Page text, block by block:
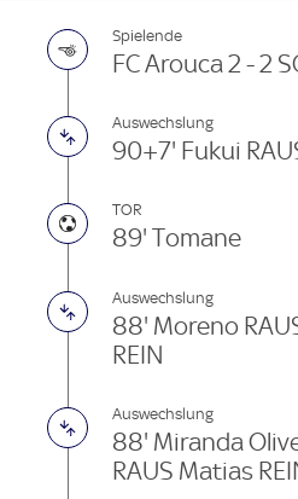
Spielende
FC Arouca 2 - 2
Auswechslung
90+7' Fukui
TOR
89' Tomane
Auswechslung
88' Moreno
REIN
Auswechslung
88' Miranda
RAUS Matias